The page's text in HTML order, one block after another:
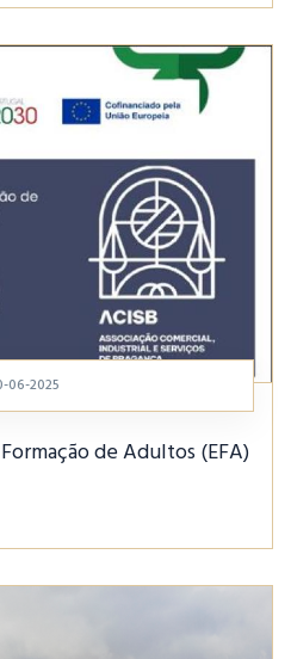
06-2025
de Adultos (EFA)